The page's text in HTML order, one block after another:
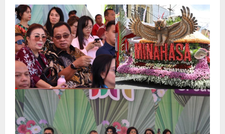
Ucapkan
Terima
Kasih,
Pemdes
Tempang
Tiga
Salurkan
BLT
Kepada
28
KPM
di
Tahun
2025